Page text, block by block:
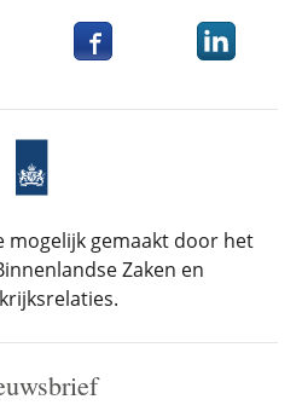
item op Bluesky
Deel dit item opDeel dit
mogelijk gemaakt door het
Zaken en